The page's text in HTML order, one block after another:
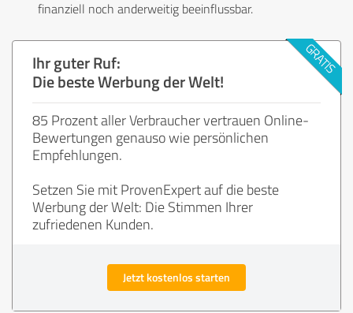
finanziell noch anderweitig beeinflussbar.
Ihr guter Ruf:
Die beste Werbung der Welt!
85 Prozent aller Verbraucher vertrauen Online-
Bewertungen genauso wie persönlichen
Empfehlungen.
Setzen Sie mit ProvenExpert auf die beste
Werbung der Welt: Die Stimmen Ihrer
zufriedenen Kunden.
Jetzt kostenlos starten